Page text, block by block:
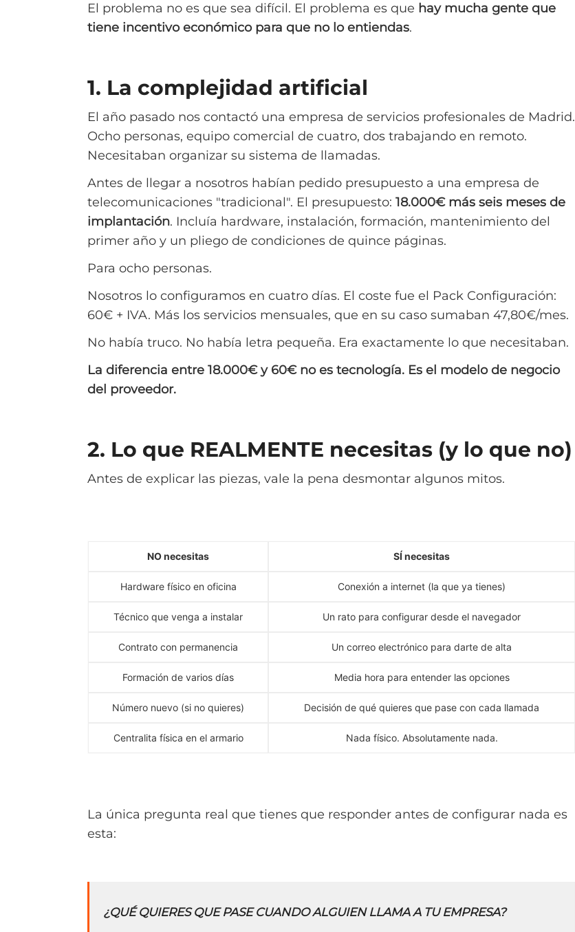
El problema no es que sea difícil. El problema es que hay mucha gente que
tiene incentivo económico para que no lo entiendas.
1. La complejidad artificial
El año pasado nos contactó una empresa de servicios profesionales de Madrid.
Ocho personas, equipo comercial de cuatro, dos trabajando en remoto.
Necesitaban organizar su sistema de llamadas.
Antes de llegar a nosotros habían pedido presupuesto a una empresa de
telecomunicaciones "tradicional". El presupuesto: 18.000€ más seis meses de
implantación. Incluía hardware, instalación, formación, mantenimiento del
primer año y un pliego de condiciones de quince páginas.
Para ocho personas.
Nosotros lo configuramos en cuatro días. El coste fue el Pack Configuración:
60€ + IVA. Más los servicios mensuales, que en su caso sumaban 47,80€/mes.
No había truco. No había letra pequeña. Era exactamente lo que necesitaban.
La diferencia entre 18.000€ y 60€ no es tecnología. Es el modelo de negocio
del proveedor.
2. Lo que REALMENTE necesitas (y lo que no)
Antes de explicar las piezas, vale la pena desmontar algunos mitos.
NO necesitas SÍ necesitas
Hardware físico en oficina Conexión a internet (la que ya tienes)
Técnico que venga a instalar Un rato para configurar desde el navegador
Contrato con permanencia Un correo electrónico para darte de alta
Formación de varios días Media hora para entender las opciones
Número nuevo (si no quieres) Decisión de qué quieres que pase con cada llamada
Centralita física en el armario Nada físico. Absolutamente nada.
La única pregunta real que tienes que responder antes de configurar nada es
esta:
¿QUÉ QUIERES QUE PASE CUANDO ALGUIEN LLAMA A TU EMPRESA?